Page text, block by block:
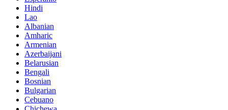
Hindi
Lao
Albanian
Amharic
Armenian
Azerbaijani
Belarusian
Bengali
Bosnian
Bulgarian
Cebuano